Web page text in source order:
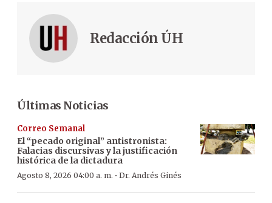
Redacción ÚH
Últimas Noticias
Correo Semanal
El “pecado original” antistronista:
Falacias discursivas y la justificación
histórica de la dictadura
Agosto 8, 2026 04:00 a. m. · Dr. Andrés Ginés